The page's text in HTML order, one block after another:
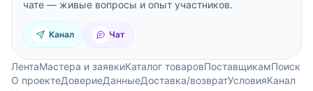
чате — живые вопросы и опыт участников.
Канал Чат
ЛентаМастера и заявкиКаталог товаровПоставщикамПоиск
О проектеДовериеДанныеДоставка/возвратУсловияКанал